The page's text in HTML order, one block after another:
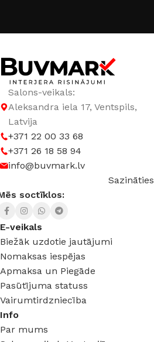
GAISMAS PLŪSMA
GAISMAS TEMPERATŪRA
3000 K (silti balta)
Salons-veikals:
Aleksandra iela 17, Ventspils,
Latvija
+371 22 00 33 68
+371 26 18 58 94
info@buvmark.lv
Sazināties
soctīklos:
E-veikals
Biežāk uzdotie jautājumi
Nomaksas iespējas
Apmaksa un Piegāde
Pasūtījuma statuss
Vairumtirdzniecība
Info
Par mums